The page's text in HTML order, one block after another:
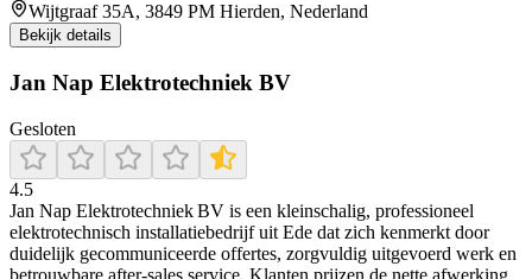
Wijtgraaf 35A, 3849 PM Hierden, Nederland
Bekijk details
Jan Nap Elektrotechniek BV
Gesloten
4.5
Jan Nap Elektrotechniek BV is een kleinschalig, professioneel
elektrotechnisch installatiebedrijf uit Ede dat zich kenmerkt door
duidelijk gecommuniceerde offertes, zorgvuldig uitgevoerd werk en
betrouwbare after‑sales service. Klanten prijzen de nette afwerking